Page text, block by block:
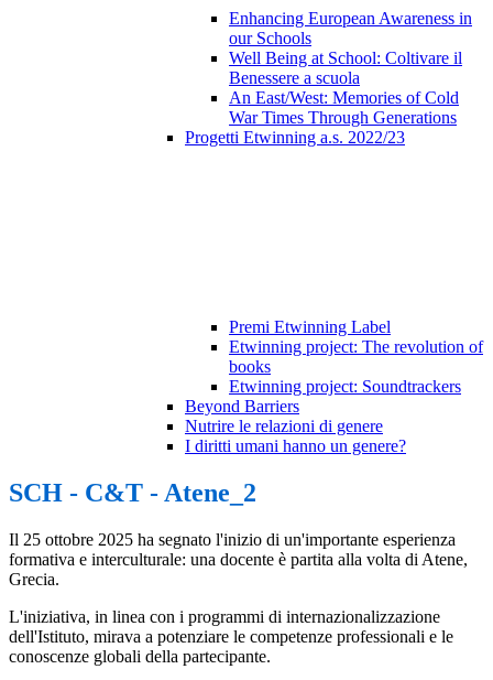
Enhancing European Awareness in
our Schools
Well Being at School: Coltivare il
Benessere a scuola
An East/West: Memories of Cold
War Times Through Generations
Progetti Etwinning a.s. 2022/23
Premi Etwinning Label
Etwinning project: The revolution of
books
Etwinning project: Soundtrackers
Beyond Barriers
Nutrire le relazioni di genere
I diritti umani hanno un genere?
SCH - C&T - Atene_2
Il 25 ottobre 2025 ha segnato l'inizio di un'importante esperienza
formativa e interculturale: una docente è partita alla volta di Atene,
Grecia.
L'iniziativa, in linea con i programmi di internazionalizzazione
dell'Istituto, mirava a potenziare le competenze professionali e le
conoscenze globali della partecipante.